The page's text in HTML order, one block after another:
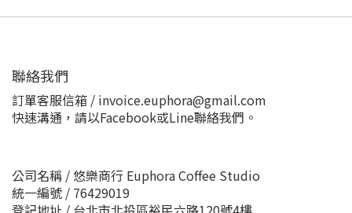
聯絡我們
訂單客服信箱 / invoice.euphora@gmail.com
快速溝通，請以Facebook或Line聯絡我們。
公司名稱 / 悠樂商行 Euphora Coffee Studio
統一編號 / 76429019